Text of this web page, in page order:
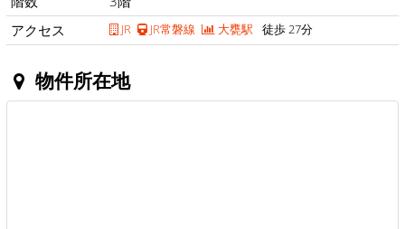
アクセス
JR JR常磐線 大甕駅 徒歩 27分
物件所在地